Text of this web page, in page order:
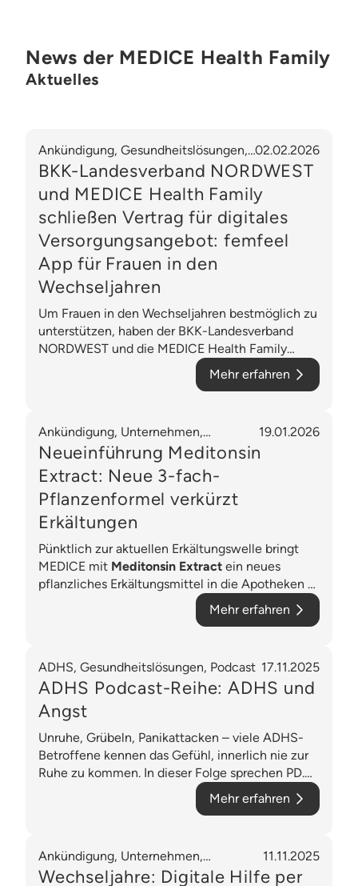
News der MEDICE Health Family
Aktuelles
Ankündigung, Gesundheitslösungen,
Frauengesundheit
02.02.2026
BKK-Landesverband NORDWEST
und MEDICE Health Family
schließen Vertrag für digitales
Versorgungsangebot: femfeel
App für Frauen in den
Wechseljahren
Um Frauen in den Wechseljahren bestmöglich zu
unterstützen, haben der BKK-Landesverband
NORDWEST und die MEDICE Health Family
einen Vertrag geschlossen. Dieser ermöglicht es
den Betriebskrankenkassen in Deutschland, ihren
Mehr erfahren
Ankündigung, Unternehmen,
Gesundheitslösungen, Erkältung, OTC
19.01.2026
Neueinführung Meditonsin
Extract: Neue 3-fach-
Pflanzenformel verkürzt
Erkältungen
Pünktlich zur aktuellen Erkältungswelle bringt
MEDICE mit Meditonsin Extract ein neues
pflanzliches Erkältungsmittel in die Apotheken –
wissenschaftlich bestätigt mit einem klaren
Krankheitsdauer um bis zu
Mehr erfahren
ADHS, Gesundheitslösungen, Podcast 17.11.2025
ADHS Podcast-Reihe: ADHS und
Angst
Unruhe, Grübeln, Panikattacken – viele ADHS-
Betroffene kennen das Gefühl, innerlich nie zur
Ruhe zu kommen. In dieser Folge sprechen PD.
Dr. Daniel Alvarez-Fischer und Sascha
Schiffbauer über die enge Verbindung zwischen
Mehr erfahren
Ankündigung, Unternehmen,
Frauengesundheit,
11.11.2025
Wechseljahre: Digitale Hilfe per